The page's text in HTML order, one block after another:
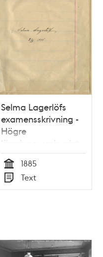
Selma Lagerlöfs
examensskrivning -
Högre
lärarinneseminariet
VT 1885
Tid
1885
Typ
Text